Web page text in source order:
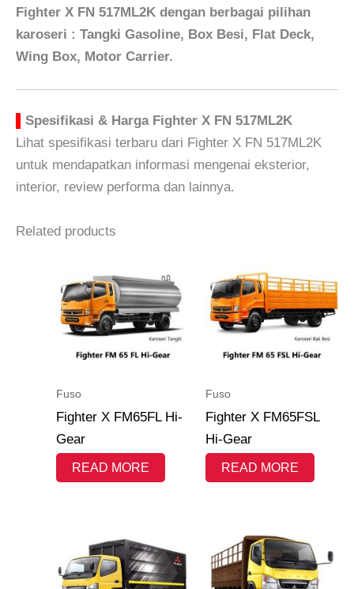
Fighter X FN 517ML2K dengan berbagai pilihan
karoseri : Tangki Gasoline, Box Besi, Flat Deck,
Wing Box, Motor Carrier.
Spesifikasi & Harga Fighter X FN 517ML2K
Lihat spesifikasi terbaru dari Fighter X FN 517ML2K
untuk mendapatkan informasi mengenai eksterior,
interior, review performa dan lainnya.
Related products
Fuso
Fighter X FM65FL Hi-
Gear
READ MORE
Fuso
Fighter X FM65FSL
Hi-Gear
READ MORE